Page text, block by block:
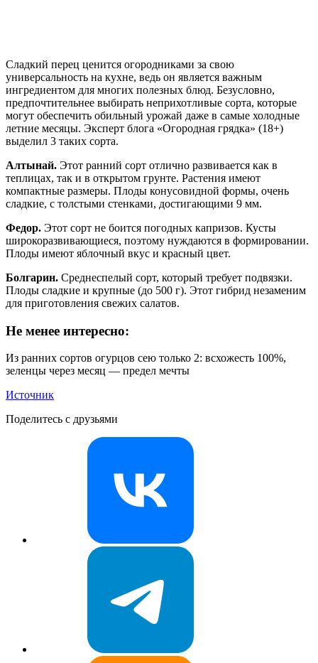
Сладкий перец ценится огородниками за свою
универсальность на кухне, ведь он является важным
ингредиентом для многих полезных блюд. Безусловно,
предпочтительнее выбирать неприхотливые сорта, которые
могут обеспечить обильный урожай даже в самые холодные
летние месяцы. Эксперт блога «Огородная грядка» (18+)
выделил 3 таких сорта.
Алтынай. Этот ранний сорт отлично развивается как в
теплицах, так и в открытом грунте. Растения имеют
компактные размеры. Плоды конусовидной формы, очень
сладкие, с толстыми стенками, достигающими 9 мм.
Федор. Этот сорт не боится погодных капризов. Кусты
широкоразвивающиеся, поэтому нуждаются в формировании.
Плоды имеют яблочный вкус и красный цвет.
Болгарин. Среднеспелый сорт, который требует подвязки.
Плоды сладкие и крупные (до 500 г). Этот гибрид незаменим
для приготовления свежих салатов.
Не менее интересно:
Из ранних сортов огурцов сею только 2: всхожесть 100%,
зеленцы через месяц — предел мечты
Источник
Поделитесь с друзьями